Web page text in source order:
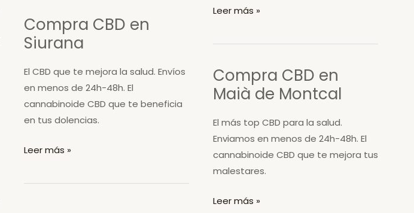
Compra
en
Bisbal
d’Empordà
Leer más »
Compra CBD en
Siurana
El CBD que te mejora la salud. Envíos
en menos de 24h-48h. El
cannabinoide CBD que te beneficia
en tus dolencias.
Compra
en
Leer más »
Compra CBD en
Maià de Montcal
El más top CBD para la salud.
Enviamos en menos de 24h-48h. El
cannabinoide CBD que te mejora tus
malestares.
Compra
Leer más »